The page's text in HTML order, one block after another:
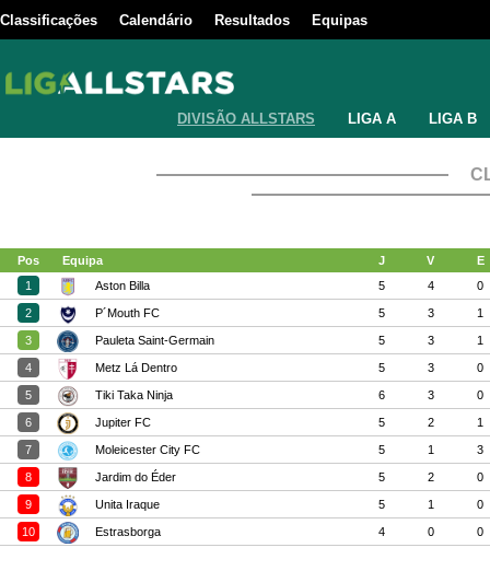
Classificações Calendário Resultados Equipas
DIVISÃO ALLSTARS LIGA A LIGA B
Pos Equipa J V
E
1
Aston Billa 5 4 0
2 P´Mouth FC 5 3 1
3 Pauleta Saint-Germain 5 3 1
4 Metz Lá Dentro 5 3 0
5 Tiki Taka Ninja 6 3 0
6 Jupiter FC 5 2 1
7 Moleicester City FC 5 1 3
8 Jardim do Éder 5 2 0
9 Unita Iraque 5 1 0
10 Estrasborga 4 0 0